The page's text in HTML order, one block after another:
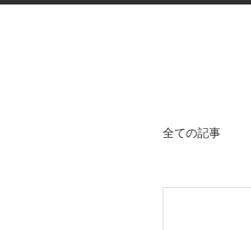
全ての記事